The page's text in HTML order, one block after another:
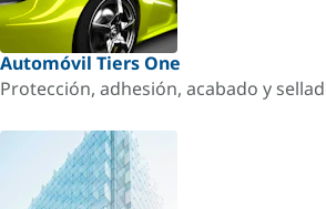
Automóvil Tiers One
Protección, adhesión, acabado y